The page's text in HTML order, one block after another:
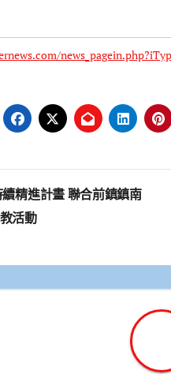
精進計畫 聯合前鎮鎮南
活動